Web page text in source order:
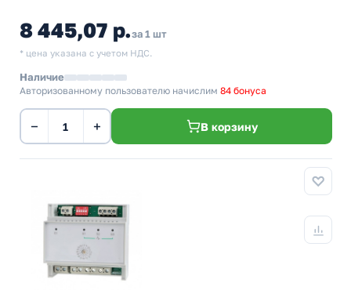
8 445,07 р.за 1 шт
* цена указана с учетом НДС.
Наличие
Авторизованному пользователю начислим 84 бонуса
− + В корзину